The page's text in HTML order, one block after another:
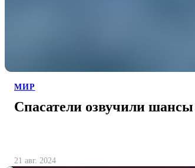
МИР
Спасатели озвучили шансы
21 авг. 2024